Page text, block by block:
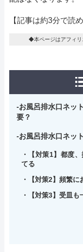
【記事は約3分で読め
◆本ページはアフィリ
お風呂排水口ネッ
要？
お風呂排水口ネッ
【対策1】都度
てる
【対策2】頻繁
【対策3】受皿